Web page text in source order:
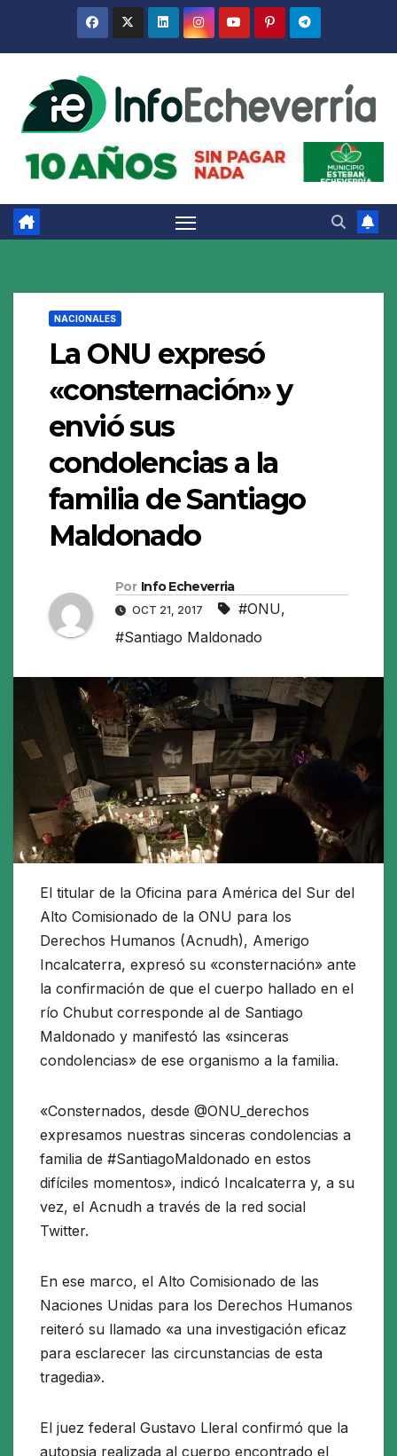
NACIONALES
La ONU expresó
«consternación» y
envió sus
condolencias a la
familia de Santiago
Maldonado
Por Info Echeverria
OCT 21, 2017 #ONU,
#Santiago Maldonado
El titular de la Oficina para América del Sur del
Alto Comisionado de la ONU para los
Derechos Humanos (Acnudh), Amerigo
Incalcaterra, expresó su «consternación» ante
la confirmación de que el cuerpo hallado en el
río Chubut corresponde al de Santiago
Maldonado y manifestó las «sinceras
condolencias» de ese organismo a la familia.
«Consternados, desde @ONU_derechos
expresamos nuestras sinceras condolencias a
familia de #SantiagoMaldonado en estos
difíciles momentos», indicó Incalcaterra y, a su
vez, el Acnudh a través de la red social
Twitter.
En ese marco, el Alto Comisionado de las
Naciones Unidas para los Derechos Humanos
reiteró su llamado «a una investigación eficaz
para esclarecer las circunstancias de esta
tragedia».
El juez federal Gustavo Lleral confirmó que la
autopsia realizada al cuerpo encontrado el